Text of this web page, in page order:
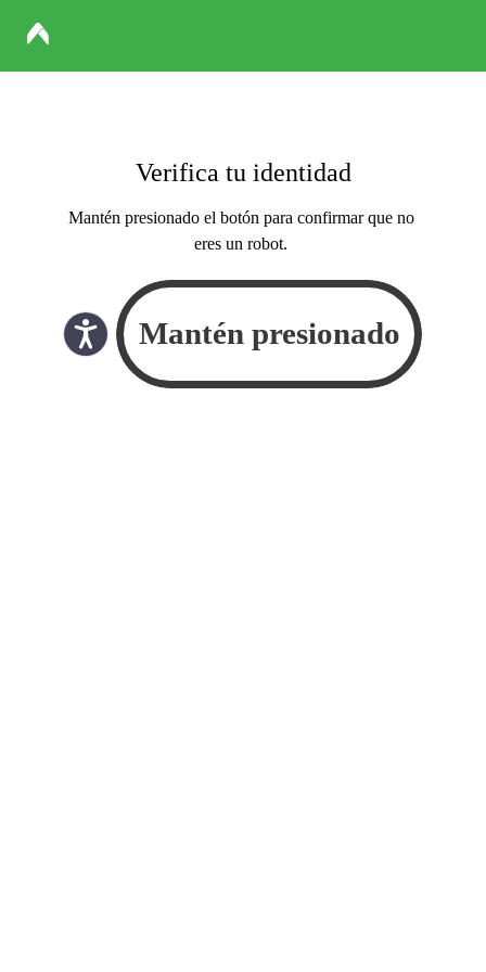
Verifica tu identidad
Mantén presionado el botón para confirmar que no
eres un robot.